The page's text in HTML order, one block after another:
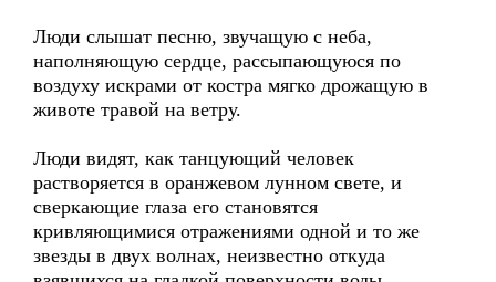
Люди слышат песню, звучащую с неба,
наполняющую сердце, рассыпающуюся по
воздуху искрами от костра мягко дрожащую в
животе травой на ветру.
Люди видят, как танцующий человек
растворяется в оранжевом лунном свете, и
сверкающие глаза его становятся
кривляющимися отражениями одной и то же
звезды в двух волнах, неизвестно откуда